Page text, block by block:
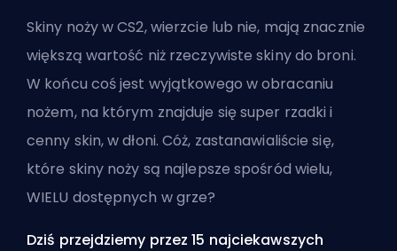
Skiny noży w CS2, wierzcie lub nie, mają znacznie
większą wartość niż rzeczywiste skiny do broni.
W końcu coś jest wyjątkowego w obracaniu
nożem, na którym znajduje się super rzadki i
cenny skin, w dłoni. Cóż, zastanawialiście się,
które skiny noży są najlepsze spośród wielu,
WIELU dostępnych w grze?
Dziś przejdziemy przez 15 najciekawszych